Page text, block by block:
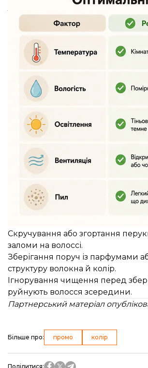
Підготовка до
Правильне зберігання
підготовчих кроків суттєво
Перш ніж прибрати перуку на
Акуратно розплутайте волосся
поступово просуваючись до
Якщо перука забруднена,
Після висихання злегка
використання.
Якщо плануєте тривале
Навіть ті, хто давно
служби виробу. Знати про них
Найчастіші помилки під час
Зберігання на спинці стільця
Скручування або згортання
заломи на волоссі.
Зберігання поруч із парфумами
структуру волокна й колір.
Ігнорування чищення перед
руйнують волосся зсередини.
Партнерський матеріал
Більше про: промо колір
Поділитися: